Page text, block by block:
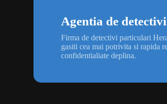
Agentia de
Firma de detectivi particulari
gasiti cea mai potrivita si rapida
confidentialiate deplina.